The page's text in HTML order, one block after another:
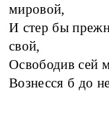
мировой,
И стер бы
свой,
Освободив сей
Вознесся б до